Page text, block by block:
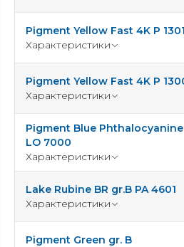
Pigment Yellow Fast 4K P 1301
Характеристики
Pigment Yellow Fast 4K P
Характеристики
Pigment Blue
LO 7000
Характеристики
Lake Rubine BR gr.B PA 4601
Характеристики
Pigment Green gr. B